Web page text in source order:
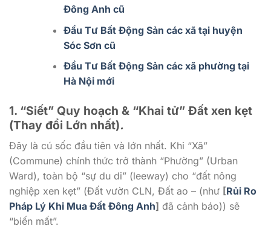
Đông Anh cũ
Đầu Tư Bất Động Sản các xã tại huyện
Sóc Sơn cũ
Đầu Tư Bất Động Sản các xã phường tại
Hà Nội mới
1. “Siết” Quy hoạch & “Khai tử” Đất xen kẹt
(Thay đổi Lớn nhất).
Đây là cú sốc đầu tiên và lớn nhất. Khi “Xã”
(Commune) chính thức trở thành “Phường” (Urban
Ward), toàn bộ “sự du di” (leeway) cho “đất nông
nghiệp xen kẹt” (Đất vườn CLN, Đất ao – (như [Rủi Ro
Pháp Lý Khi Mua Đất Đông Anh] đã cảnh báo)) sẽ
“biến mất”.